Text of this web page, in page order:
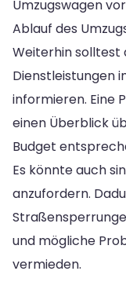
Umzugswagen
Ablauf des
Weiterhin solltest
Dienstleistungen
informieren. Eine
einen Überblick
Budget
Es könnte auch
anzufordern.
und mögliche
vermieden.